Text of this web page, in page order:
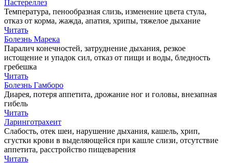
Пастереллез
Температура, пенообразная слизь, изменение цвета стула,
отказ от корма, жажда, апатия, хрипы, тяжелое дыхание
Читать
Болезнь Марека
Паралич конечностей, затруднение дыхания, резкое
истощение и упадок сил, отказ от пищи и воды, бледность
гребешка
Читать
Болезнь Гамборо
Диарея, потеря аппетита, дрожание ног и головы, внезапная
гибель
Читать
Ларинготрахеит
Слабость, отек шеи, нарушение дыхания, кашель, хрип,
сгустки крови в выделяющейся при кашле слизи, отсутствие
аппетита, расстройство пищеварения
Читать